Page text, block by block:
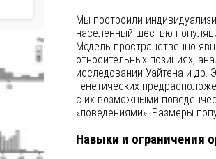
Мы построили
населённый шестью
Модель пространственно
относительных позициях,
исследовании Уайтена и др.
генетических
с их возможными
«поведениями». Размеры
Навыки и ограничения